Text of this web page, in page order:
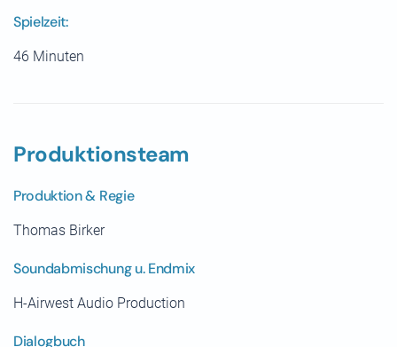
Spielzeit:
46 Minuten
Produktionsteam
Produktion & Regie
Thomas Birker
Soundabmischung u. Endmix
H-Airwest Audio Production
Dialogbuch